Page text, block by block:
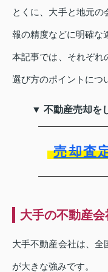
とくに、大手と地元
報の精度などに明確な
本記事では、それぞれ
選び方のポイントにつ
▼ 不動産売却を
売却査
大手の不動産
大手不動産会社は、全
が大きな強みです。